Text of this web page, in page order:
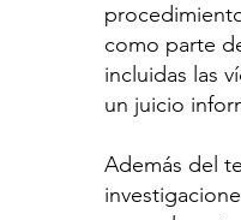
como parte
incluidas las
un juicio
Además del